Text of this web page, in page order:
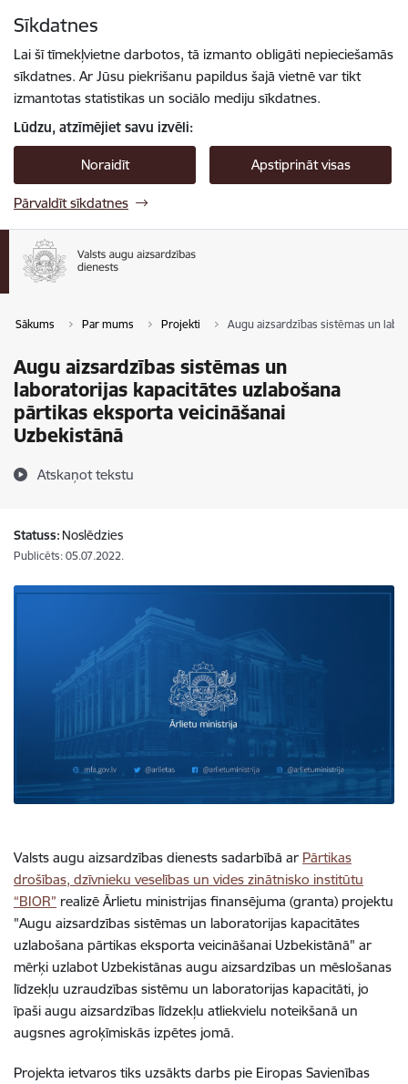
Sīkdatnes
Lai šī tīmekļvietne darbotos, tā izmanto obligāti nepieciešamās
sīkdatnes. Ar Jūsu piekrišanu papildus šajā vietnē var tikt
izmantotas statistikas un sociālo mediju sīkdatnes.
Lūdzu, atzīmējiet savu izvēli:
Noraidīt Apstiprināt visas
Pārvaldīt sīkdatnes
Sākums Par mums Projekti Augu aizsardzības sistēmas un
Augu aizsardzības sistēmas un
laboratorijas kapacitātes uzlabošana
pārtikas eksporta veicināšanai
Uzbekistānā
Atskaņot tekstu
Statuss: Noslēdzies
Publicēts: 05.07.2022.
Valsts augu aizsardzības dienests sadarbībā ar Pārtikas
drošības, dzīvnieku veselības un vides zinātnisko institūtu
“BIOR” realizē Ārlietu ministrijas finansējuma (granta) projektu
"Augu aizsardzības sistēmas un laboratorijas kapacitātes
uzlabošana pārtikas eksporta veicināšanai Uzbekistānā" ar
mērķi uzlabot Uzbekistānas augu aizsardzības un mēslošanas
līdzekļu uzraudzības sistēmu un laboratorijas kapacitāti, jo
īpaši augu aizsardzības līdzekļu atliekvielu noteikšanā un
augsnes agroķīmiskās izpētes jomā.
Projekta ietvaros tiks uzsākts darbs pie Eiropas Savienības